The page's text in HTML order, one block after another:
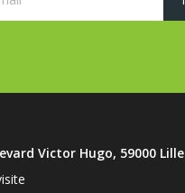
Victor Hugo, 59000 Lille